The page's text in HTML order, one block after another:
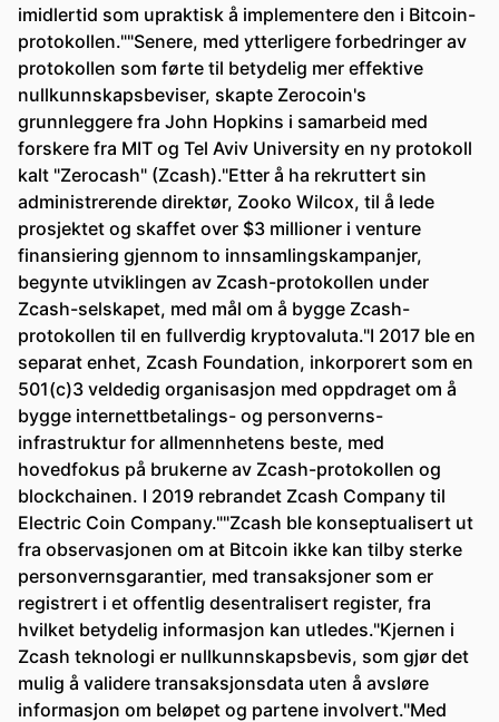
imidlertid som upraktisk å implementere den i Bitcoin-
protokollen.""Senere, med ytterligere forbedringer av
protokollen som førte til betydelig mer effektive
nullkunnskapsbeviser, skapte Zerocoin's
grunnleggere fra John Hopkins i samarbeid med
forskere fra MIT og Tel Aviv University en ny protokoll
kalt "Zerocash" (Zcash)."Etter å ha rekruttert sin
administrerende direktør, Zooko Wilcox, til å lede
prosjektet og skaffet over $3 millioner i venture
finansiering gjennom to innsamlingskampanjer,
begynte utviklingen av Zcash-protokollen under
Zcash-selskapet, med mål om å bygge Zcash-
protokollen til en fullverdig kryptovaluta."I 2017 ble en
separat enhet, Zcash Foundation, inkorporert som en
501(c)3 veldedig organisasjon med oppdraget om å
bygge internettbetalings- og personverns-
infrastruktur for allmennhetens beste, med
hovedfokus på brukerne av Zcash-protokollen og
blockchainen. I 2019 rebrandet Zcash Company til
Electric Coin Company.""Zcash ble konseptualisert ut
fra observasjonen om at Bitcoin ikke kan tilby sterke
personvernsgarantier, med transaksjoner som er
registrert i et offentlig desentralisert register, fra
hvilket betydelig informasjon kan utledes."Kjernen i
Zcash teknologi er nullkunnskapsbevis, som gjør det
mulig å validere transaksjonsdata uten å avsløre
informasjon om beløpet og partene involvert."Med